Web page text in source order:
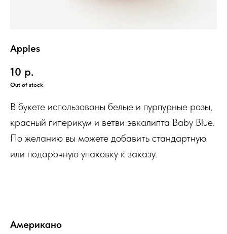
Apples
10 р.
Out of stock
В букете использованы белые и пурпурные розы,
красный гиперикум и ветви эвкалипта Baby Blue.
По желанию вы можете добавить стандартную
или подарочную упаковку к заказу.
Американо